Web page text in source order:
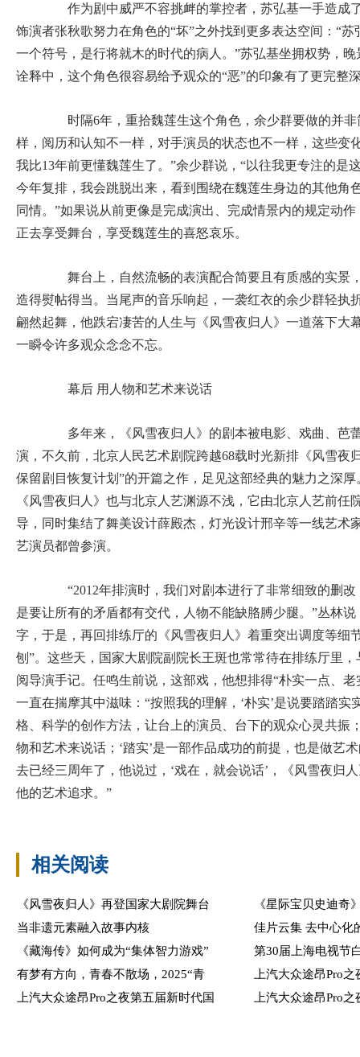
作为剧中威严不容挑衅的掌控者，苏弘基一手造成
饰演者张秋歌努力在角色的“坏”之外找到更多表达空间：“
一个符号，是行将就木的时代的病人。”苏弘基坐拥权势，
诠释中，这个角色很容易给予观众的“恶”的印象有了更完整
时隔6年，重拾魏莲生这个角色，余少群要做的并非
样，阅历和认知不一样，对手演员的状态也不一样，这些变
我比13年前更懂魏莲生了。”余少群说，“以往我更专注的是
今年复排，我会跳脱出来，看到围绕在魏莲生身边的其他角
同情。”如果说从前更像是完成演出、完成情景内的规定动
正去享受舞台，享受魏莲生的喜怒哀乐。
舞台上，自然流畅的表演配合简要且有质感的实景
造得熨帖得当。当尾声的音乐响起，一袭红衣的余少群轻执
翩然起舞，他跌宕凄苦的人生与《风雪夜归人》一道落下大
一瞬令许多观众念念不忘。
幕后 用人物和艺术来说话
多年来，《风雪夜归人》的剧本被电影、戏曲、芭
演，不久前，北京人民艺术剧院跨越68载时光新排《风雪夜
保留剧目恢复计划”的开篇之作，足见这部经典的魅力之深
《风雪夜归人》也与北京人艺渊源不浅，它由北京人艺前任
导，同时集结了舞美设计薛殿杰，灯光设计邢辛等一线艺术
艺演员都曾参演。
“2012年排演时，我们对剧本进行了非常细致的删改
是要让所有的矛盾都有交代，人物不能缺胳膊少腿。”丛林
字，于是，再回排练厅的《风雪夜归人》着重突出调度等细
刨”。这些天，国家大剧院副院长王斑也常常待在排练厅里
阅导演手记。任鸣生前说，这部戏，他想排得“朴实一点、
一直在揣摩其中滋味：“按照我的理解，‘朴实’是说要踏踏实
格、科学的创作方法，让台上的演员、台下的观众心灵共振
物和艺术来说话；‘踏实’是一部作品成功的前提，也是做艺
去已经三周年了，他说过，‘戏在，就会说话’，《风雪夜归
他的艺术追求。”
相关阅读
《风雪夜归人》再登国家大剧院舞台
《星际宝贝史迪奇
当非遗元素融入故事内核
佳片云集 去中心化
《藏海传》如何成为“集体智力游戏”
第30届上海电视节
有梦有方向，青春不散场，2025“青
上汽大众途昂Pro
上汽大众途昂Pro之夜第五届新时代国
上汽大众途昂Pro